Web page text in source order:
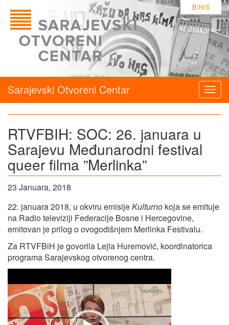
B/H/S
Sarajevski Otvoreni Centar
RTVFBIH: SOC: 26. januara u
Sarajevu Međunarodni festival
queer filma ”Merlinka”
23 Januara, 2018
22. januara 2018, u okviru emisijeKulturno koja se emituje
na Radio televiziji Federacije Bosne i Hercegovine,
emitovan je prilog o ovogodišnjem Merlinka Festivalu.
Za RTVFBiH je govorila Lejla Huremović, koordinatorica
programa Sarajevskog otvorenog centra.
Player